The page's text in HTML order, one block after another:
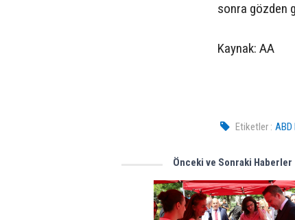
sonra gözden
Kaynak: AA
Etiketler : ABD
Önceki ve Sonraki Haberler